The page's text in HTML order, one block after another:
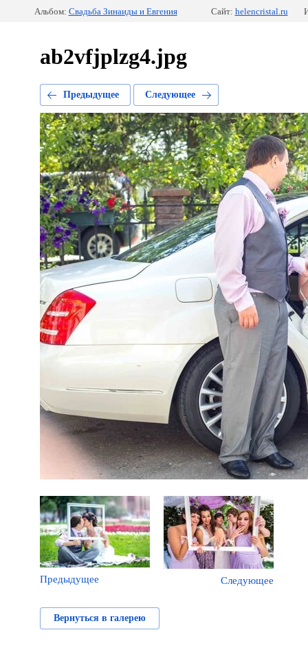
Альбом: Свадьба Зинаиды и Евгения Сайт: helencristal.ru
ab2vfjplzg4.jpg
Предыдущее Следующее
Предыдущее Следующее
Вернуться в галерею